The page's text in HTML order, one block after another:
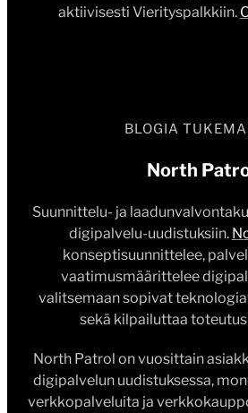
aktiivisesti Vierityspalkkiin.
BLOGIA
North
Suunnittelu- ja
digipalvelu-uudistuksiin.
konseptisuunnittelee,
vaatimusmäärittelee
valitsemaan sopivat
sekä kilpailuttaa
North Patrol on vuosittain
digipalvelun uudistuksessa,
verkkopalveluita ja